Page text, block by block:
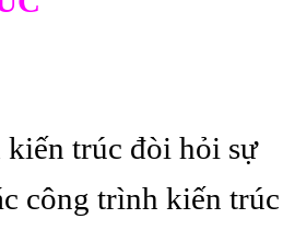
kiến trúc đòi hỏi sự
công trình kiến trúc